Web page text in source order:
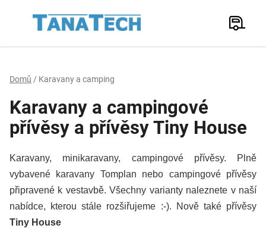
Hledat
Domů / Karavany a camping
Karavany a campingové
přívěsy a přívěsy Tiny House
Karavany, minikaravany, campingové přívěsy. Plně
vybavené karavany Tomplan nebo campingové přívěsy
připravené k vestavbě. Všechny varianty naleznete v naší
nabídce, kterou stále rozšiřujeme :-). Nově také přívěsy
Tiny House